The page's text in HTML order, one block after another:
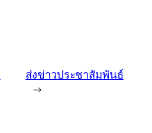
ส่งข่าวประชาสัมพันธ์
→